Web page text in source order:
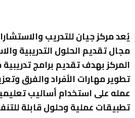
يُعد مركز جيان للتدريب
مجال تقديم الحلول التدريبية
المركز بهدف تقديم برامج
تطوير مهارات الأفراد والفرق
عمله على استخدام أساليب
تطبيقات عملية وحلول قابلة